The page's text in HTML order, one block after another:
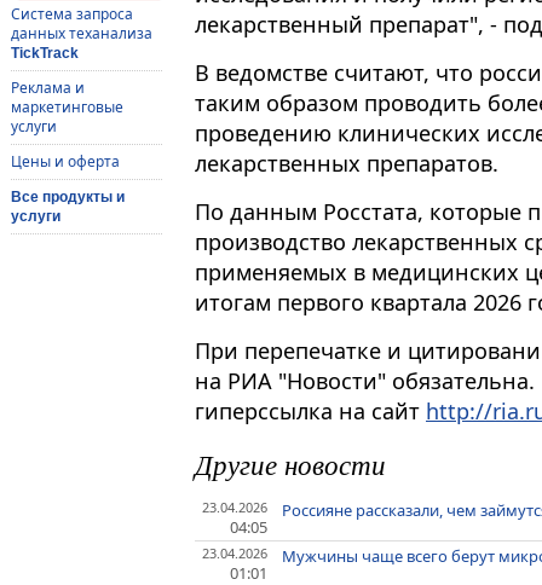
Система запроса
данных теханализа
TickTrack
Реклама и
маркетинговые
услуги
Цены и оферта
Все продукты и
услуги
лекарственный препарат", -
В ведомстве считают, что
таким образом проводить
проведению клинических
лекарственных препаратов.
По данным Росстата, которые
производство лекарственных
применяемых в медицинских
итогам первого квартала 2026
При перепечатке и
на РИА "Новости"
гиперссылка на сайт http://
Другие новости
23.04.2026
04:05
Россияне рассказали, чем
23.04.2026
01:01
Мужчины чаще всего берут